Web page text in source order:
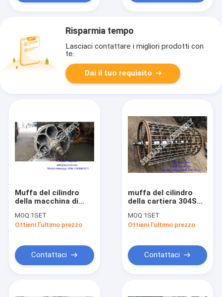
Risparmia tempo
Lasciaci contattare i migliori prodotti con
te.
Dai il tuo requisito
Muffa del cilindro
della macchina di
304SS di ISO9001
3200mm
MOQ:1SET
Ottieni l'ultimo prezzo
Contattaci
muffa del cilindro
della cartiera 304SS
1500mm del fronte di
5000mm
MOQ:1SET
Ottieni l'ultimo prezzo
Contattaci